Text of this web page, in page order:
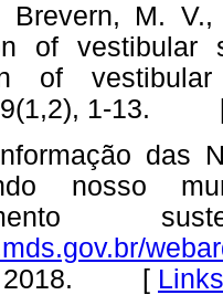
Brevern, M.
of vestibular
of
1-13.
das
nosso
2018. [ Links